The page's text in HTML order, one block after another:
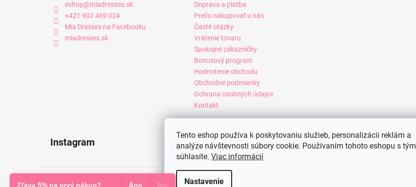
Tento eshop používa k poskytovaniu služieb, personalizácii reklám a
analýze návštevnosti súbory cookie. Používaním tohoto eshopu s tým
súhlasíte. Viac informácií
Nastavenie
eshop@miadresses.sk
+421 902 469 024
Mia Dresses na Facebooku
miadresses.sk
Doprava a platba
Prečo nakupovať u nás
Časté otázky
Vrátenie tovaru
Spokojné zákazníčky
Bonusový program
Hodnotenie obchodu
Obchodné podmienky
Ochrana osobných údajov
Kontakt
Instagram
. Všetky práva vyhradené.
Zľava 5% na prvý nákup?
Áno Nie